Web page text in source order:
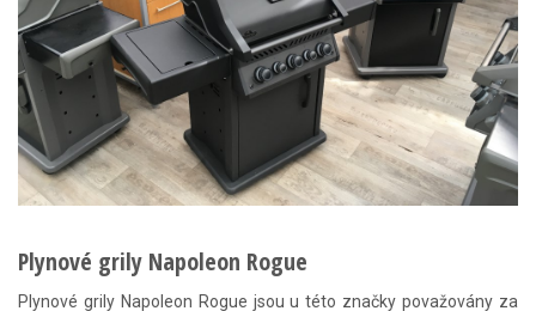
Plynové grily Napoleon Rogue
Plynové grily Napoleon Rogue jsou u této značky považovány za